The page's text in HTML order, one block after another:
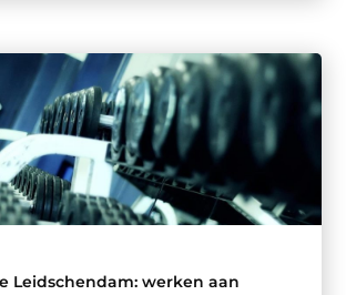
Leidschendam: werken aan